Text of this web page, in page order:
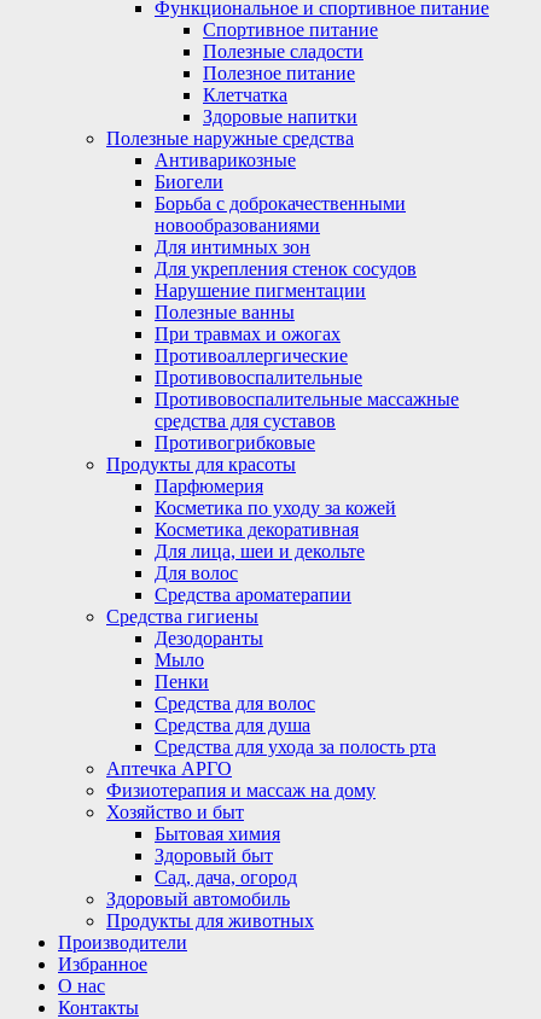
Функциональное и спортивное питание
Спортивное питание
Полезные сладости
Полезное питание
Клетчатка
Здоровые напитки
Полезные наружные средства
Антиварикозные
Биогели
Борьба с доброкачественными
новообразованиями
Для интимных зон
Для укрепления стенок сосудов
Нарушение пигментации
Полезные ванны
При травмах и ожогах
Противоаллергические
Противовоспалительные
Противовоспалительные массажные
средства для суставов
Противогрибковые
Продукты для красоты
Парфюмерия
Косметика по уходу за кожей
Косметика декоративная
Для лица, шеи и декольте
Для волос
Средства ароматерапии
Средства гигиены
Дезодоранты
Мыло
Пенки
Средства для волос
Средства для душа
Средства для ухода за полость рта
Аптечка АРГО
Физиотерапия и массаж на дому
Хозяйство и быт
Бытовая химия
Здоровый быт
Сад, дача, огород
Здоровый автомобиль
Продукты для животных
Производители
Избранное
О нас
Контакты